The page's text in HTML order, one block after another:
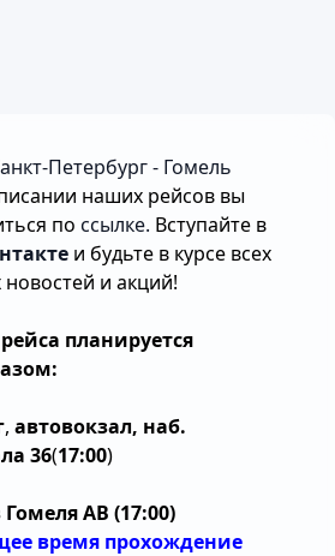
Петербург - Гомель
наших рейсов вы
по ссылке. Вступайте в
и будьте в курсе всех
и акций!
планируется
, автовокзал, наб.
36(17:00)
АВ (17:00)
время прохождение